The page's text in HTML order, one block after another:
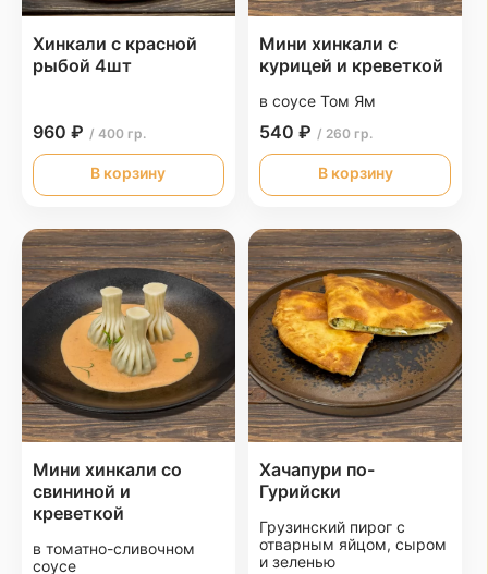
Хинкали с красной
рыбой 4шт
960 ₽ / 400 гр.
В корзину
Мини хинкали с
курицей и креветкой
в соусе Том Ям
540 ₽ / 260 гр.
В корзину
Мини хинкали со
свининой и
креветкой
в томатно-сливочном
соусе
Хачапури по-
Гурийски
Грузинский пирог с
отварным яйцом, сыром
и зеленью